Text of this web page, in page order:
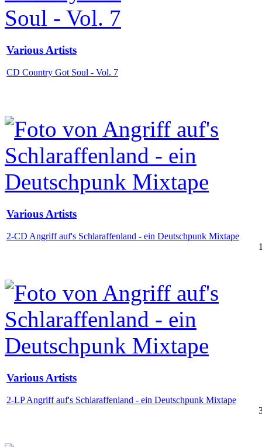
Various Artists
CD Country Got Soul - Vol. 7
Various Artists
2-CD Angriff auf's Schlaraffenland - ein Deutschpunk Mixtape
Various Artists
2-LP Angriff auf's Schlaraffenland - ein Deutschpunk Mixtape